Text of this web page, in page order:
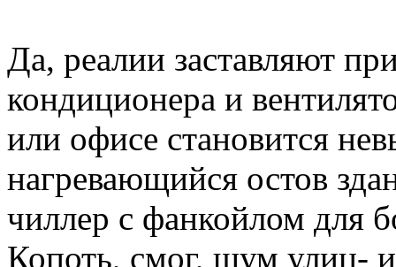
Да, реалии заставляют
кондиционера и
или офисе становится
нагревающийся остов
чиллер с фанкойлом для
Копоть, смог, шум улиц-